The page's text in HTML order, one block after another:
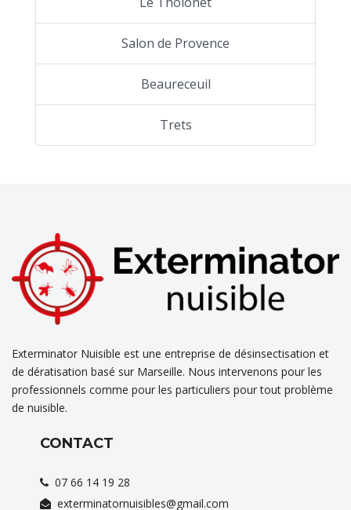
Salon de Provence
Beaureceuil
Trets
Exterminator Nuisible est une entreprise de désinsectisation et
de dératisation basé sur Marseille. Nous intervenons pour les
professionnels comme pour les particuliers pour tout problème
de nuisible.
CONTACT
07 66 14 19 28
exterminatornuisibles@gmail.com